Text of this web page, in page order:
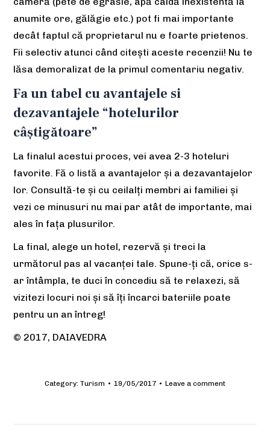
anumite ore, gălăgie etc.) pot fi mai importante
decât faptul că proprietarul nu e foarte prietenos.
Fii selectiv atunci când citești aceste recenzii! Nu te
lăsa demoralizat de la primul comentariu negativ.
Fa un tabel cu avantajele si
dezavantajele “hotelurilor
câștigătoare”
La finalul acestui proces, vei avea 2-3 hoteluri
favorite. Fă o listă a avantajelor și a dezavantajelor
lor. Consultă-te și cu ceilalți membri ai familiei și
vezi ce minusuri nu mai par atât de importante, mai
ales în fața plusurilor.
La final, alege un hotel, rezervă și treci la
următorul pas al vacanței tale. Spune-ți că, orice s-
ar întâmpla, te duci în concediu să te relaxezi, să
vizitezi locuri noi și să îți încarci bateriile poate
pentru un an întreg!
© 2017, DAIAVEDRA
Category: Turism 19/05/2017 Leave a comment